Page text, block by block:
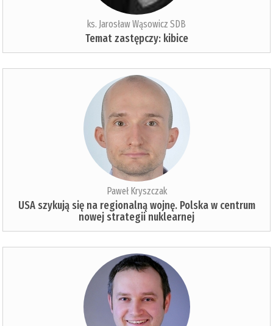
ks. Jarosław Wąsowicz SDB
Temat zastępczy: kibice
Paweł Kryszczak
USA szykują się na regionalną wojnę. Polska w centrum
nowej strategii nuklearnej